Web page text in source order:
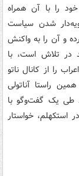
را با آن همراه
شدن سیاست
و آن را به واکنش
در تلاش است، با
را از کانال ناتو
راستا آناتولی
طی یک گفت‌وگو با
در استکهلم، ‌خواستار